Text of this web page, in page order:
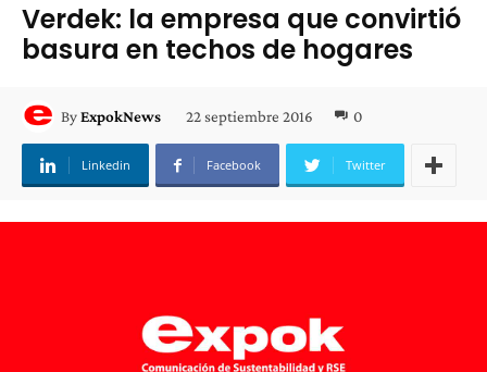
Verdek: la empresa que convirtió
basura en techos de hogares
ByExpokNews 22 septiembre 2016 0
Linkedin Facebook Twitter